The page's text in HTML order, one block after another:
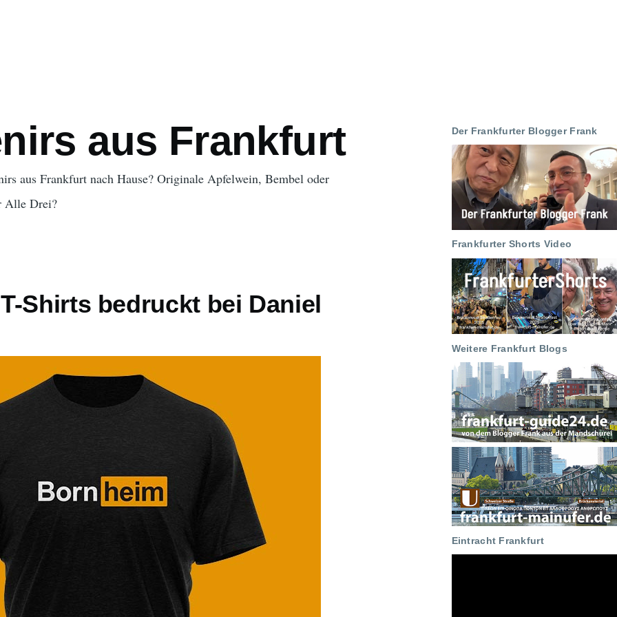
aus Frankfurt
aus Frankfurt nach Hause? Originale Apfelwein, Bembel oder
Alle Drei?
Shirts bedruckt bei Daniel
Der Frankfurter Blogger Frank
Frankfurter Shorts Video
Weitere Frankfurt Blogs
Eintracht Frankfurt